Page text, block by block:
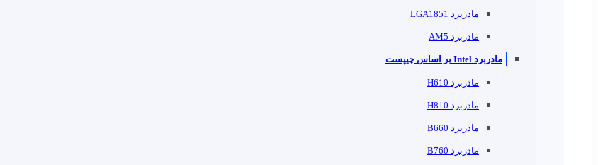
مادربرد LGA1851
مادربرد AM5
مادربرد Intel بر اساس چیپست
مادربرد H610
مادربرد H810
مادربرد B660
مادربرد B760